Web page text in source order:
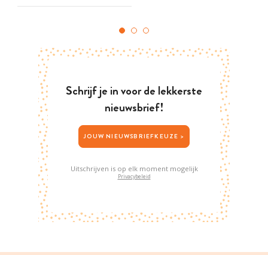
Schrijf je in voor de lekkerste
nieuwsbrief!
JOUW NIEUWSBRIEFKEUZE >
Uitschrijven is op elk moment mogelijk
Privacybeleid